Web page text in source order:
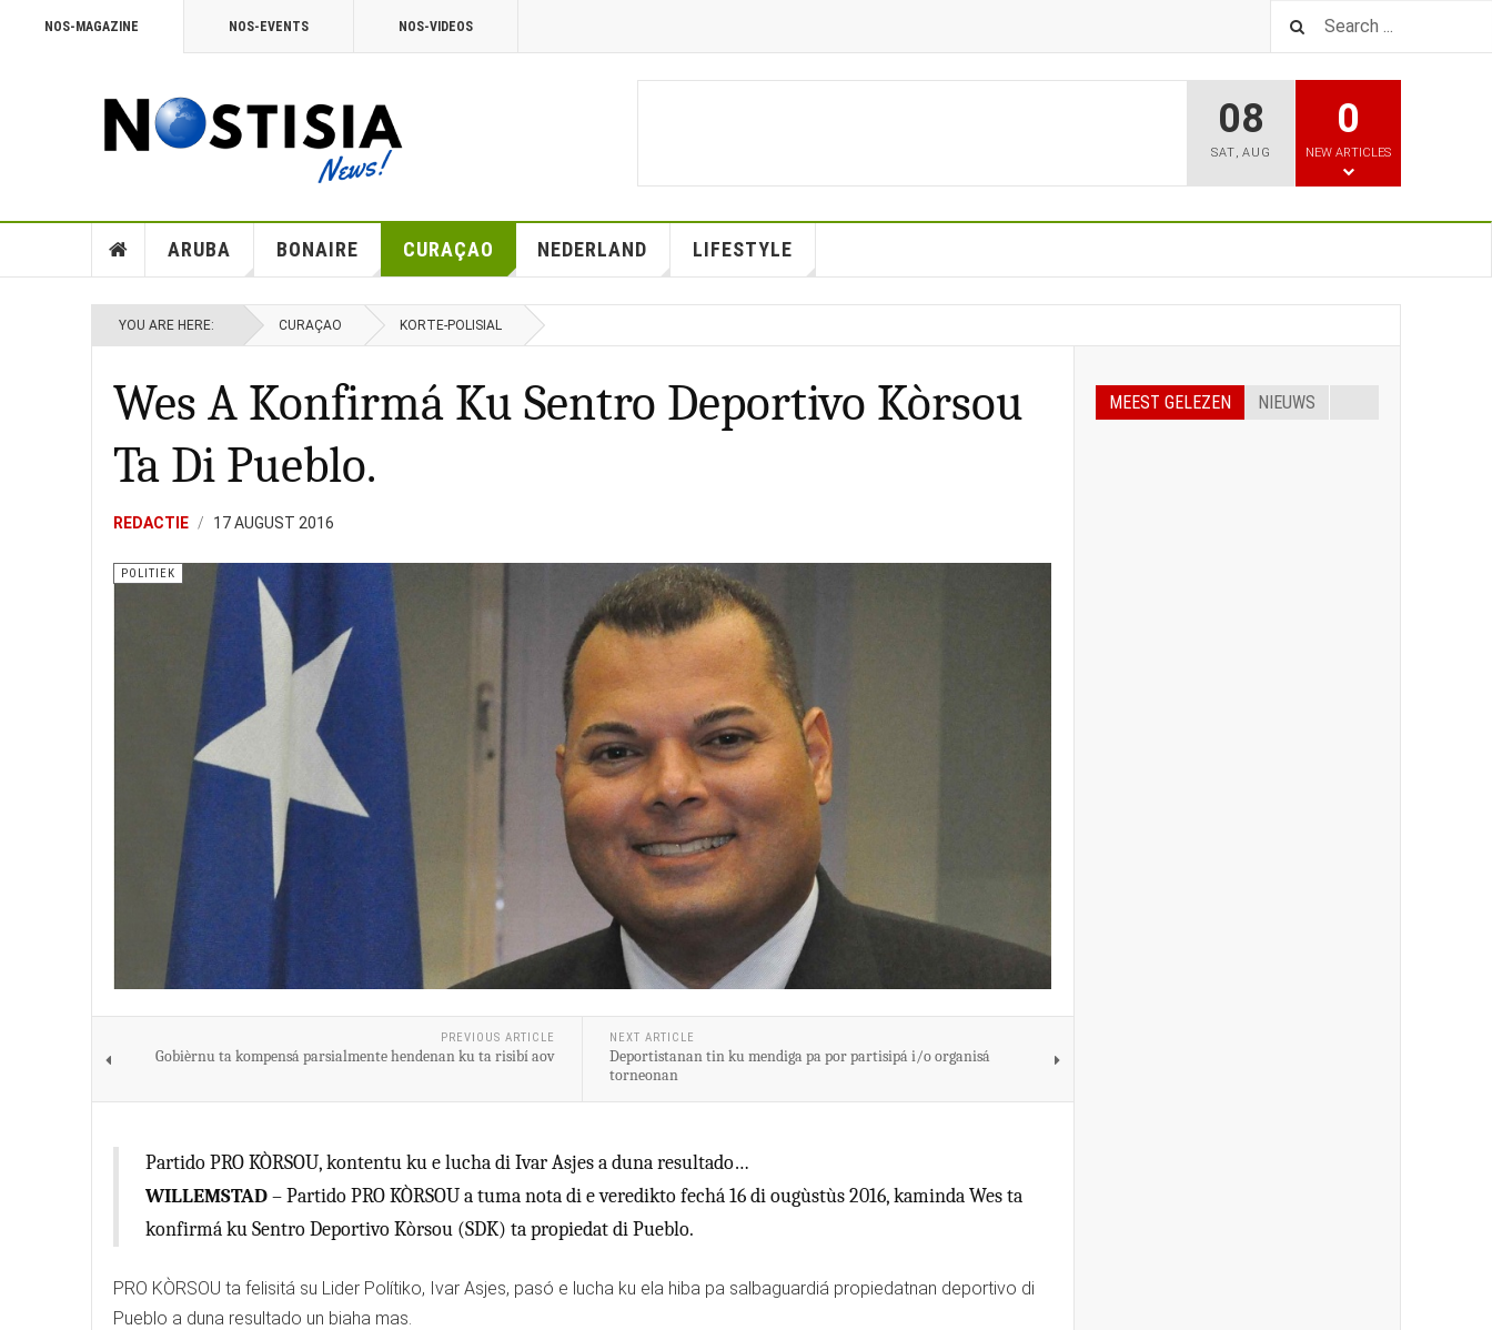
NOS-MAGAZINE NOS-EVENTS NOS-VIDEOS
08
SAT, AUG
0
NEW ARTICLES
ARUBA BONAIRE CURAÇAO NEDERLAND LIFESTYLE
YOU ARE HERE: CURAÇAO KORTE-POLISIAL
Wes A Konfirmá Ku Sentro Deportivo Kòrsou
Ta Di Pueblo.
REDACTIE 17 AUGUST 2016
POLITIEK
PREVIOUS ARTICLE
Gobièrnu ta kompensá parsialmente hendenan ku ta risibí aov
NEXT ARTICLE
Deportistanan tin ku mendiga pa por partisipá i/o organisá
torneonan
Partido PRO KÒRSOU, kontentu ku e lucha di Ivar Asjes a duna resultado…
WILLEMSTAD– Partido PRO KÒRSOU a tuma nota di e veredikto fechá 16 di ougùstùs 2016, kaminda Wes ta
konfirmá ku Sentro Deportivo Kòrsou (SDK) ta propiedat di Pueblo.
PRO KÒRSOU ta felisitá su Lider Polítiko, Ivar Asjes, pasó e lucha ku ela hiba pa salbaguardiá propiedatnan deportivo di
Pueblo a duna resultado un biaha mas.
MEEST GELEZEN NIEUWS